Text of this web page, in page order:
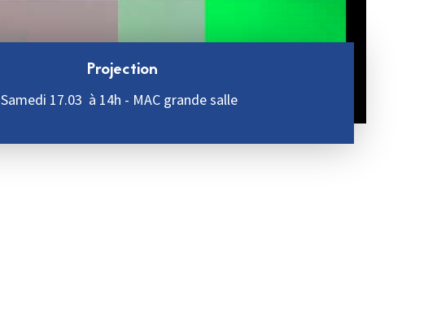
Projection
Samedi 17.03 à 14h - MAC grande salle